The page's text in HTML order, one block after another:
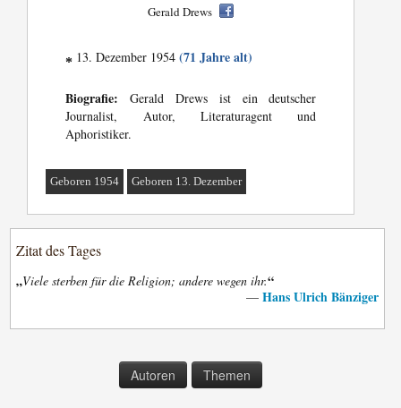
Gerald Drews
* 13. Dezember 1954(71 Jahre alt)
Biografie: Gerald Drews ist ein deutscher
Journalist, Autor, Literaturagent und
Aphoristiker.
Geboren 1954 Geboren 13. Dezember
Zitat des Tages
„Viele sterben für die Religion; andere wegen ihr.“
— Hans Ulrich Bänziger
Autoren Themen